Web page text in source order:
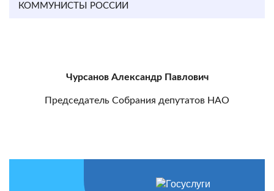
КОММУНИСТЫ РОССИИ
Чурсанов Александр Павлович
Председатель Собрания депутатов НАО